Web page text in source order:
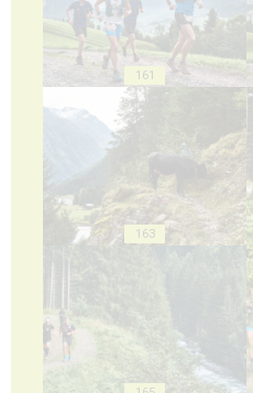
161
163